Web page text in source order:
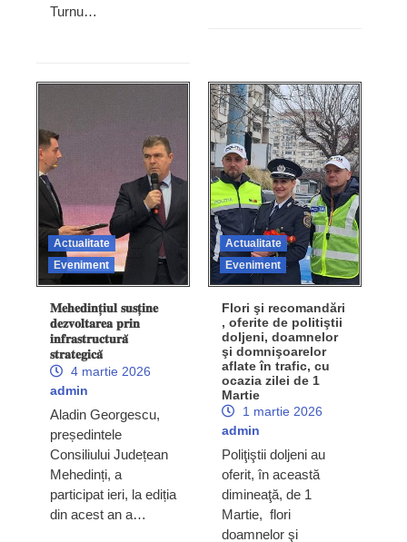
Turnu…
Actualitate
Eveniment
𝐌𝐞𝐡𝐞𝐝𝐢𝐧𝐭̦𝐢𝐮𝐥 𝐬𝐮𝐬𝐭̦𝐢𝐧𝐞
𝐝𝐞𝐳𝐯𝐨𝐥𝐭𝐚𝐫𝐞𝐚 𝐩𝐫𝐢𝐧
𝐢𝐧𝐟𝐫𝐚𝐬𝐭𝐫𝐮𝐜𝐭𝐮𝐫𝐚̆
𝐬𝐭𝐫𝐚𝐭𝐞𝐠𝐢𝐜𝐚̆
4 martie 2026
admin
Aladin Georgescu,
președintele
Consiliului Județean
Mehedinți, a
participat ieri, la ediția
din acest an a…
Actualitate
Eveniment
Flori şi recomandări
, oferite de politiştii
doljeni, doamnelor
şi domnişoarelor
aflate în trafic, cu
ocazia zilei de 1
Martie
1 martie 2026
admin
Poliţiştii doljeni au
oferit, în această
dimineaţă, de 1
Martie, flori
doamnelor şi